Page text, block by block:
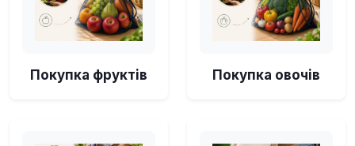
Покупка фруктів Покупка овочів